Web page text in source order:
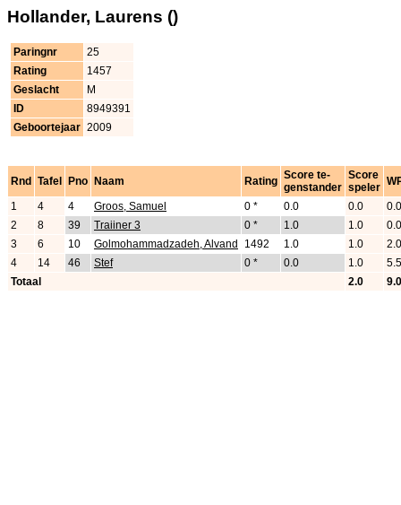
Hollander, Laurens ()
Paringnr
25
Rating
1457
Geslacht
M
ID
8949391
Geboortejaar 2009
Rnd Tafel Pno Naam Rating Score te-
genstander
Score
speler
1
4 4 Groos, Samuel 0 * 0.0 0.0
0.0
2
8 39 Traiiner 3 0 * 1.0 1.0
0.0
3
6 10 Golmohammadzadeh, Alvand 1492 1.0 1.0
2.0
4
14 46 Stef 0 * 0.0 1.0
5.5
Totaal
2.0 9.0